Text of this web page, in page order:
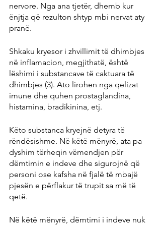
nervore. Nga ana tjetër, dhemb kur
ënjtja që rezulton shtyp mbi nervat aty
pranë.
Shkaku kryesor i zhvillimit të dhimbjes
në inflamacion, megjithatë, është
lëshimi i substancave të caktuara të
dhimbjes (3). Ato lirohen nga qelizat
imune dhe quhen prostaglandina,
histamina, bradikinina, etj.
Këto substanca kryejnë detyra të
rëndësishme. Në këtë mënyrë, ata pa
dyshim tërheqin vëmendjen për
dëmtimin e indeve dhe sigurojnë që
personi ose kafsha në fjalë të mbajë
pjesën e përflakur të trupit sa më të
qetë.
Në këtë mënyrë, dëmtimi i indeve nuk